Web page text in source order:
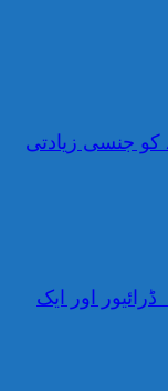
سالہ بچے کو جنسی زیادتی
اور ایک